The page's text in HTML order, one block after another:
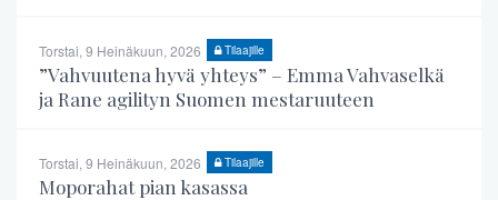
Torstai, 9 Heinäkuun, 2026 Tilaajille
”Vahvuutena hyvä yhteys” – Emma Vahvaselkä
ja Rane agilityn Suomen mestaruuteen
Torstai, 9 Heinäkuun, 2026 Tilaajille
Moporahat pian kasassa